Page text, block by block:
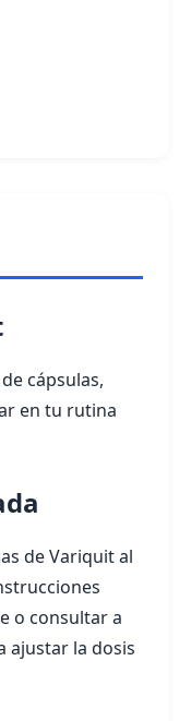
cápsulas,
en tu rutina
de Variquit al
o consultar a
ajustar la dosis